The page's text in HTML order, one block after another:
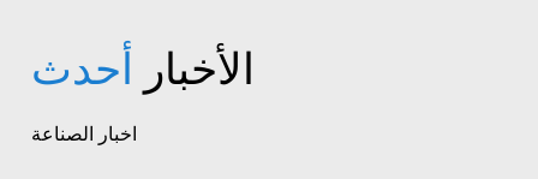
الأخبار أحدث
اخبار الصناعة